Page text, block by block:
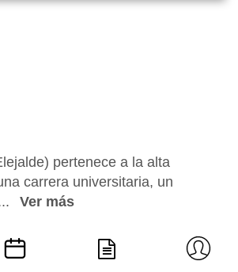
pertenece a la alta
carrera universitaria, un
Ver más